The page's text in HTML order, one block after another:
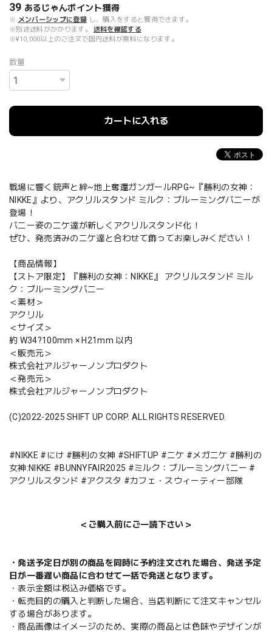
39 あるじゃんポイント獲得
※ メンバーシップに登録 し、購入をすると獲得できます。
※別途送料がかかります。
送料を確認する
※¥10,000以上のご注文で国内送料が無料になります。
数量
カートに入れる
戦場に響く銃声と絆~地上奪還ガンガールRPG~『勝利の女神：
NIKKE』より、アクリルスタンド ミルク：ブルーミングバニーが
登場！
バニー姿のニケ達が新しくアクリルスタンド化！
ぜひ、発売済みのニケ達と合わせて飾ってお楽しみください！
【商品情報】
【ストア限定】『勝利の女神：NIKKE』 アクリルスタンド ミル
ク：ブルーミングバニー
＜素材＞
アクリル
＜サイズ＞
約 W34?100mm × H21mm 以内
＜販売元＞
株式会社アルジャーノンプロダクト
＜発売元＞
株式会社アルジャーノンプロダクト
(C)2022-2025 SHIFT UP CORP. ALL RIGHTS RESERVED.
#NIKKE #にけ #勝利の女神 #SHIFTUP #ニケ #メガニケ #勝利の
女神:NIKKE #BUNNYFAIR2025 #ミルク：ブルーミングバニー #
アクリルスタンド #アクスタ #カフェ・スウィーティー部隊
＜ご購入前にご一読下さい＞
・発送予定日が別の商品を同時に予約注文された場合、発送予定
日が一番遅い商品に合わせて一括で発送となります。
・表示金額は税込み価格です。
・転売目的の購入と判断した場合、当店判断にて注文キャンセル
する場合があります。
・商品画像はイメージのため、実際の商品とは色味やデザインが